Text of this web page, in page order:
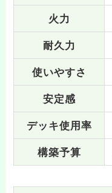
火力
耐久力
使いやすさ
安定感
デッキ使用率
構築予算